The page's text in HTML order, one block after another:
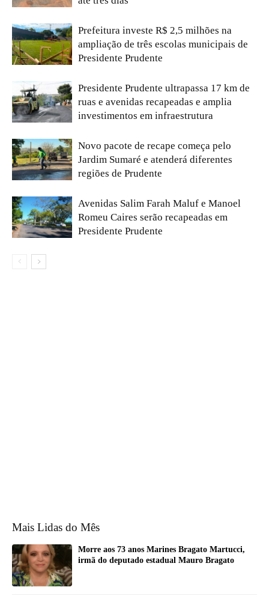
Prefeitura investe R$ 2,5 milhões na
ampliação de três escolas municipais de
Presidente Prudente
Presidente Prudente ultrapassa 17 km de
ruas e avenidas recapeadas e amplia
investimentos em infraestrutura
Novo pacote de recape começa pelo
Jardim Sumaré e atenderá diferentes
regiões de Prudente
Avenidas Salim Farah Maluf e Manoel
Romeu Caires serão recapeadas em
Presidente Prudente
Mais Lidas do Mês
Morre aos 73 anos Marines Bragato Martucci,
irmã do deputado estadual Mauro Bragato